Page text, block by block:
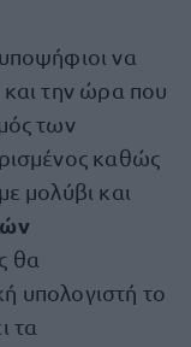
να
και την ώρα που
των
καθώς
μολύβι και
θα
υπολογιστή το
τα